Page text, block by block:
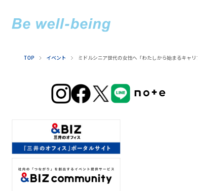
TOP イベント ミドルシニア世代の女性へ「わたしから始まるキャリアの歩み